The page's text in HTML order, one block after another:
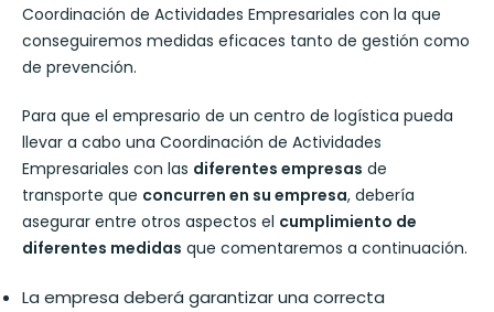
Coordinación de Actividades Empresariales con la que
conseguiremos medidas eficaces tanto de gestión como
de prevención.
Para que el empresario de un centro de logística pueda
llevar a cabo una Coordinación de Actividades
Empresariales con las diferentes empresas de
transporte que concurren en su empresa, debería
asegurar entre otros aspectos el cumplimiento de
diferentes medidas que comentaremos a continuación.
La empresa deberá garantizar una correcta